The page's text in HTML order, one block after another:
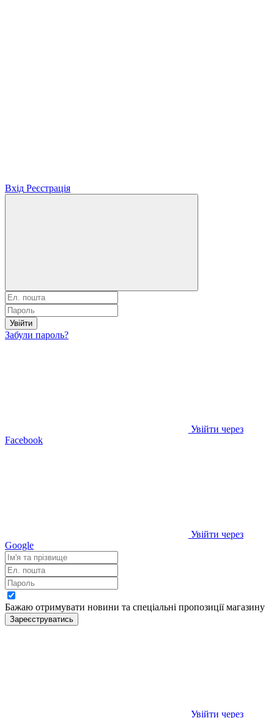
Вхід Реєстрація
Увійти
Забули пароль?
Увійти через
Facebook
Увійти через
Google
Бажаю отримувати новини та спеціальні пропозиціїмагазину
Зареєструватись
Увійти через